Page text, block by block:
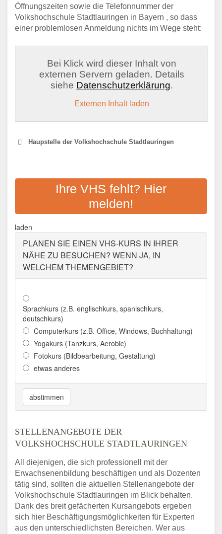
Öffnungszeiten sowie die Telefonnummer der
Volkshochschule Stadtlauringen in Bayern , so dass
einer problemlosen Anmeldung nichts im Wege steht:
Bei Klick wird dieser Inhalt von
externen Servern geladen. Details
siehe Datenschutzerklärung.
Externen Inhalt laden
Haupstelle der Volkshochschule Stadtlauringen
VHS SCHWEINFURT
Adresse:
Schultesstraße 19b, 97421
Schweinfurt
Aktualisiert: August 2021
Ihre VHS fehlt? Hier
melden!
laden
PLANEN SIE EINEN VHS-KURS IN IHRER
NÄHE ZU BESUCHEN? WENN JA, IN
WELCHEM THEMENGEBIET?
Sprachkurs (z.B. englischkurs, spanischkurs,
deutschkurs)
Computerkurs (z.B. Office, Windows, Buchhaltung)
Yogakurs (Tanzkurs, Aerobic)
Fotokurs (Bildbearbeitung, Gestaltung)
etwas anderes
abstimmen
STELLENANGEBOTE DER
VOLKSHOCHSCHULE STADTLAURINGEN
All diejenigen, die sich professionell mit der
Erwachsenenbildung beschäftigen und als Dozenten
tätig sind, sollten die aktuellen Stellenangebote der
Volkshochschule Stadtlauringen im Blick behalten.
Dank des breit gefächerten Kursangebots ergeben
sich hier Beschäftigungsmöglichkeiten für Experten
aus den unterschiedlichsten Bereichen. Wer aus